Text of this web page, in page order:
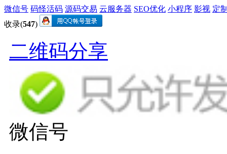
微信号 码怪活码 源码交易 云服务器 SEO优化 小程序 影视 定
收录(547)
二维码分享
微信号